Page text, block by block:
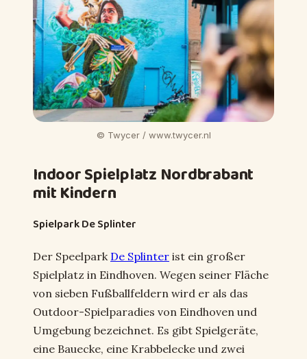
© Twycer / www.twycer.nl
Indoor Spielplatz Nordbrabant
mit Kindern
Spielpark De Splinter
Der Speelpark De Splinter ist ein großer
Spielplatz in Eindhoven. Wegen seiner Fläche
von sieben Fußballfeldern wird er als das
Outdoor-Spielparadies von Eindhoven und
Umgebung bezeichnet. Es gibt Spielgeräte,
eine Bauecke, eine Krabbelecke und zwei